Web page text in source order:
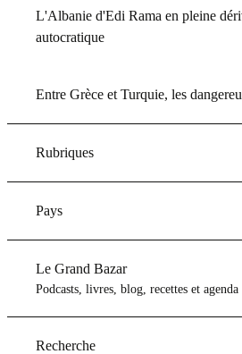
L'Albanie d'Edi Rama en pleine
autocratique
Entre Grèce et Turquie, les
Rubriques
Pays
Le Grand Bazar
Podcasts, livres, blog, recettes et agenda
Recherche